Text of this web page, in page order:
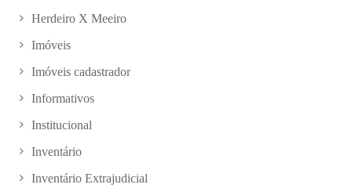
Herdeiro X Meeiro
Imóveis
Imóveis cadastrador
Informativos
Institucional
Inventário
Inventário Extrajudicial